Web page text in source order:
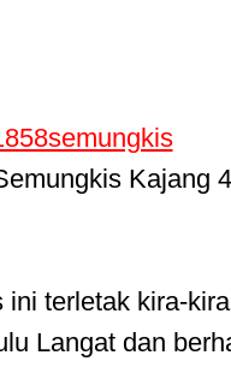
Kajang
terletak kira-
Langat dan